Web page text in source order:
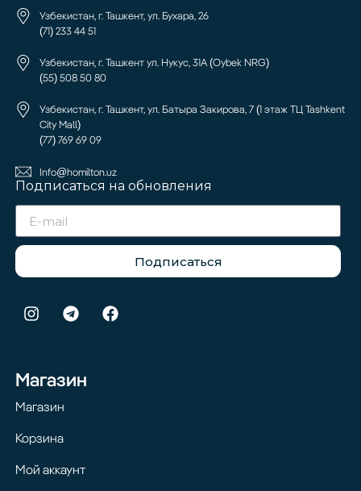
Узбекистан, г. Ташкент, ул. Бухара, 26
(71) 233 44 51
Узбекистан, г. Ташкент ул. Нукус, 31А (Oybek NRG)
(55) 508 50 80
Узбекистан, г. Ташкент, ул. Батыра Закирова, 7 (1 этаж ТЦ Tashkent
City Mall)
(77) 769 69 09
Info@homilton.uz
Подписаться на обновления
Подписаться
Магазин
Магазин
Корзина
Мой аккаунт